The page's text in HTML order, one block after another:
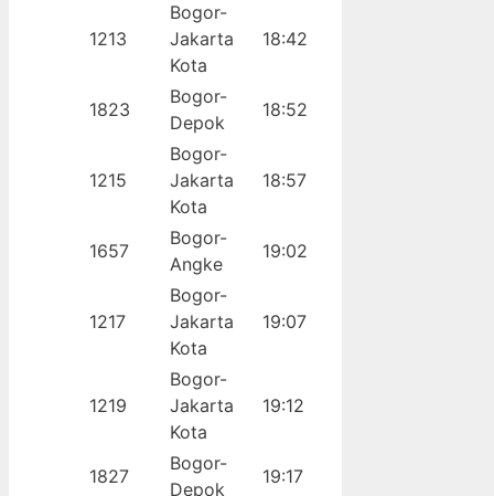
1213
Bogor-
Jakarta
Kota
18:42
1823
Bogor-
Depok
18:52
1215
Bogor-
Jakarta
Kota
18:57
1657
Bogor-
Angke
19:02
1217
Bogor-
Jakarta
Kota
19:07
1219
Bogor-
Jakarta
Kota
19:12
1827
Bogor-
Depok
19:17